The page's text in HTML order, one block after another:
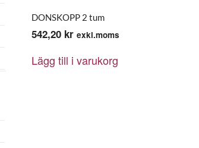
DONSKOPP 2 tum
542,20 kr exkl.moms
Lägg till i varukorg